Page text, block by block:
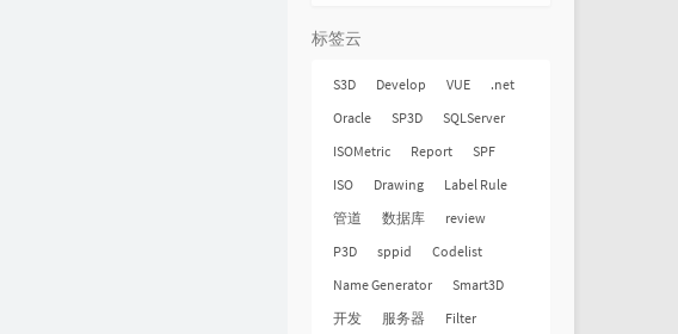
标签云
S3D Develop VUE
.net
Oracle
SP3D
SQLServer
ISOMetric
Report
SPF
ISO
Drawing
Label Rule
管道
数据库
review
P3D
sppid
Codelist
Name Generator
Smart3D
开发
服务器 Filter